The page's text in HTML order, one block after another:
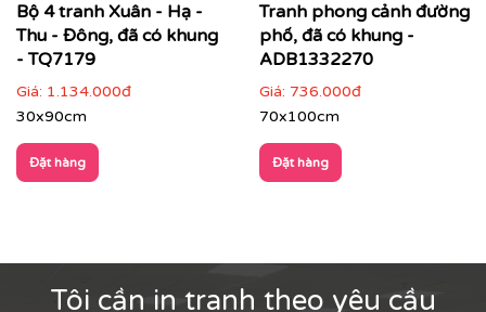
CHẤT LIỆU & CHẤT LƯỢNG TRANH PRINTEK
TạiPrintek
, mỗi bức tranh Indochine được sản xuất với
tiêu chuẩn cao:
✨Chất liệu vải in cao cấp
Tăng độ bám mực, cho hình ảnh sắc nét, sống
Bộ 4 tranh Xuân - Hạ -
Thu - Đông, đã có khung
- TQ7179
Giá: 1.134.000đ
30x90cm
Đặt hàng
Tranh phong cảnh đường
phố, đã có khung -
ADB1332270
Giá: 736.000đ
70x100cm
Đặt hàng
Tôi cần in tranh theo yêu cầu